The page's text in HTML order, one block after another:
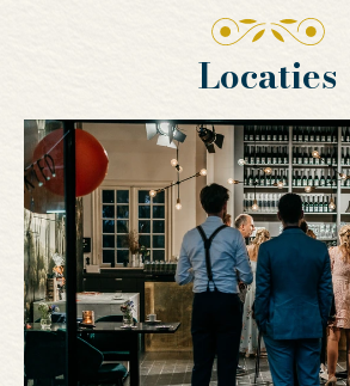
Locaties